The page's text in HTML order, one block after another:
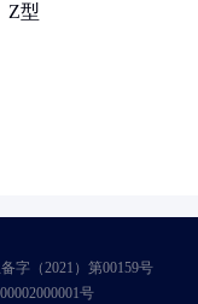
Z型
字（2021）第00159号
号